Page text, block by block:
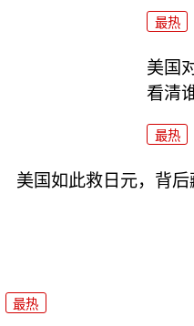
最热
美国
看清
最热
美国如此救日元，背后
最热